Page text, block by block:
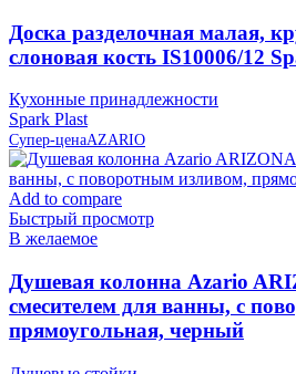
Доска разделочная малая,
слоновая кость IS10006/12
Кухонные принадлежности
Spark Plast
Супер-ценаAZARIO
Add to compare
Быстрый просмотр
В желаемое
Душевая колонна Azario
смесителем для ванны, с
прямоугольная, черный